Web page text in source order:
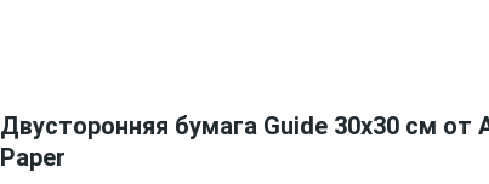
Двусторонняя бумага Guide 30х30 см от
Paper